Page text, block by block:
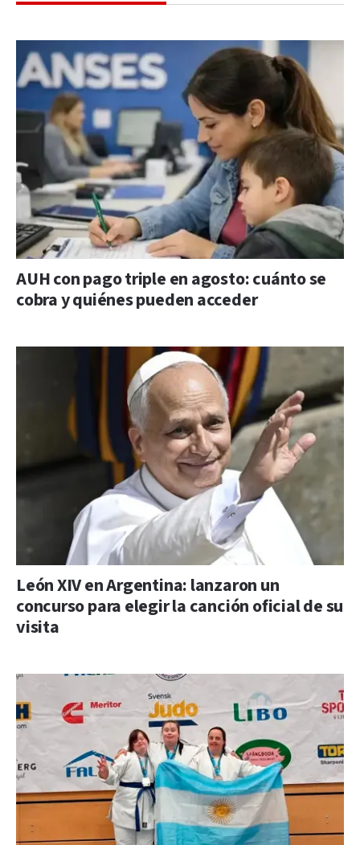
AUH con pago triple en agosto: cuánto se
cobra y quiénes pueden acceder
León XIV en Argentina: lanzaron un
concurso para elegir la canción oficial de su
visita